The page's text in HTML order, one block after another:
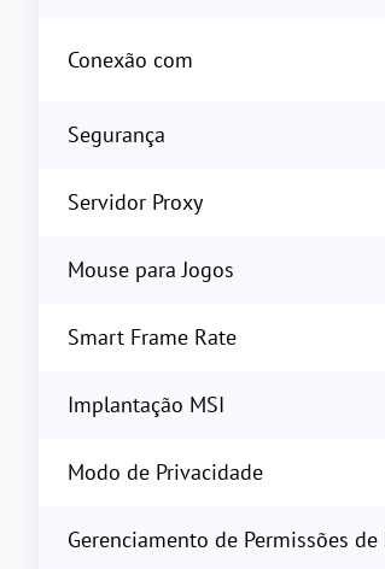
Conexão com
Segurança
Servidor Proxy
Mouse para Jogos
Smart Frame Rate
Implantação MSI
Modo de Privacidade
Gerenciamento de Permissões de